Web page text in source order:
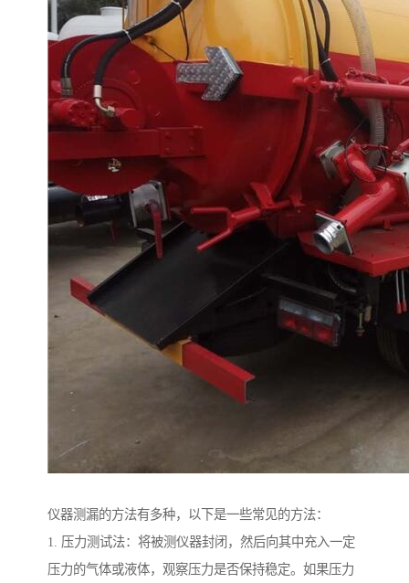
仪器测漏的方法有多种，以下是一些常见的方法：
1. 压力测试法：将被测仪器封闭，然后向其中充入一定
压力的气体或液体，观察压力是否保持稳定。如果压力